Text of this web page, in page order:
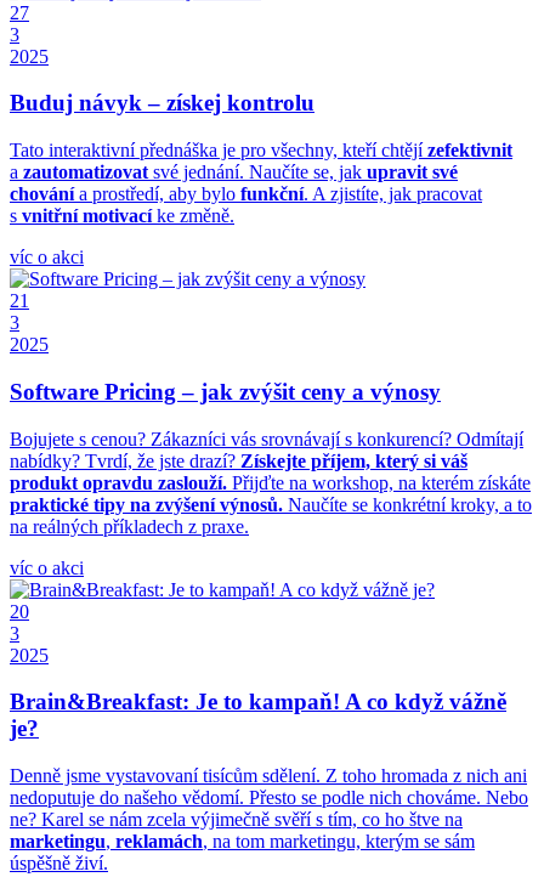
27
3
2025
Buduj návyk – získej kontrolu
Tato interaktivní přednáška je pro všechny, kteří chtějízefektivnit
a zautomatizovat své jednání. Naučíte se, jak upravit své
chovánía prostředí, aby bylo funkční. A zjistíte, jak pracovat
s vnitřní motivacíke změně.
víc o akci
21
3
2025
Software Pricing – jak zvýšit ceny a výnosy
Bojujete s cenou? Zákazníci vás srovnávají s konkurencí? Odmítají
nabídky? Tvrdí, že jste drazí? Získejte příjem, který si váš
produkt opravdu zaslouží. Přijďte na workshop, na kterém získáte
praktické tipy na zvýšení výnosů. Naučíte se konkrétní kroky, a to
na reálných příkladech z praxe.
víc o akci
20
3
2025
Brain&Breakfast: Je to kampaň! A co když vážně
je?
Denně jsme vystavovaní tisícům sdělení. Z toho hromada z nich ani
nedoputuje do našeho vědomí. Přesto se podle nich chováme. Nebo
ne? Karel se nám zcela výjimečně svěří s tím, co ho štve na
marketingu, reklamách, na tom marketingu, kterým se sám
úspěšně živí.